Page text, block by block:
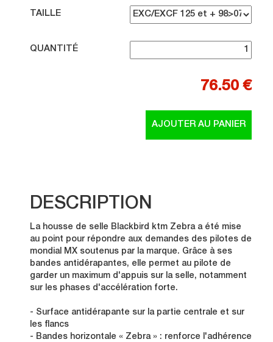
TAILLE
QUANTITÉ
76.50 €
DESCRIPTION
La housse de selle Blackbird ktm Zebra a été mise
au point pour répondre aux demandes des pilotes de
mondial MX soutenus par la marque. Grâce à ses
bandes antidérapantes, elle permet au pilote de
garder un maximum d'appuis sur la selle, notamment
sur les phases d'accélération forte.
- Surface antidérapante sur la partie centrale et sur
les flancs
- Bandes horizontale « Zebra » : renforce l'adhérence